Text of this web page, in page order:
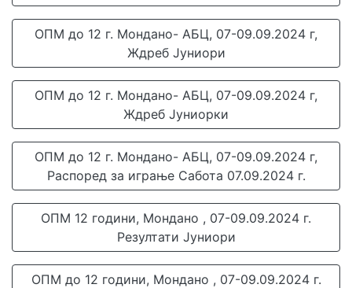
ОПМ до 12 г. Мондано- АБЦ, 07-09.09.2024 г,
Ждреб Јуниори
ОПМ до 12 г. Мондано- АБЦ, 07-09.09.2024 г,
Ждреб Јуниорки
ОПМ до 12 г. Мондано- АБЦ, 07-09.09.2024 г,
Распоред за играње Сабота 07.09.2024 г.
ОПМ 12 години, Мондано , 07-09.09.2024 г.
Резултати Јуниори
ОПМ до 12 години, Мондано , 07-09.09.2024 г.